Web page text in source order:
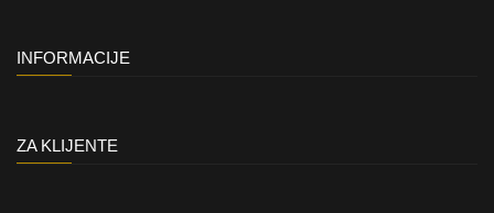
INFORMACIJE
ZA KLIJENTE